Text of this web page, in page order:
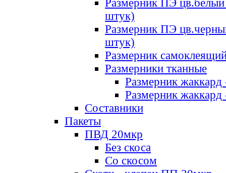
Размерник ПЭ цв.белый
штук)
Размерник ПЭ
штук)
Размерник
Размерники тканные
Размерник
Размерник
Составники
Пакеты
ПВД 20мкр
Без скоса
Со скосом